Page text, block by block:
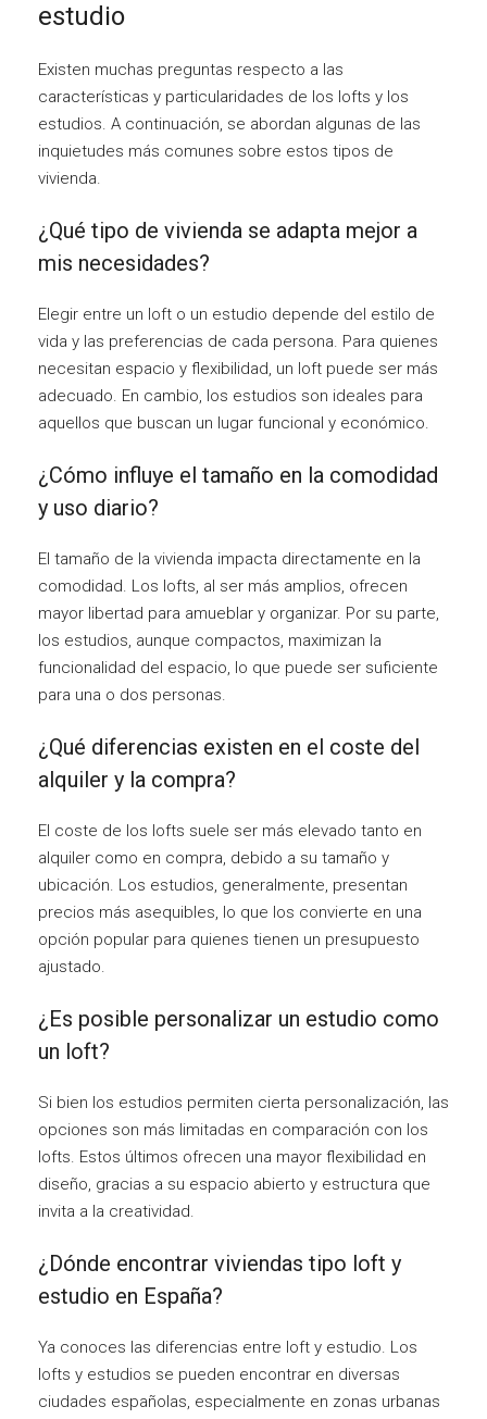
estudio
Existen muchas preguntas respecto a las
características y particularidades de los lofts y los
estudios. A continuación, se abordan algunas de las
inquietudes más comunes sobre estos tipos de
vivienda.
¿Qué tipo de vivienda se adapta mejor a
mis necesidades?
Elegir entre un loft o un estudio depende del estilo de
vida y las preferencias de cada persona. Para quienes
necesitan espacio y flexibilidad, un loft puede ser más
adecuado. En cambio, los estudios son ideales para
aquellos que buscan un lugar funcional y económico.
¿Cómo influye el tamaño en la comodidad
y uso diario?
El tamaño de la vivienda impacta directamente en la
comodidad. Los lofts, al ser más amplios, ofrecen
mayor libertad para amueblar y organizar. Por su parte,
los estudios, aunque compactos, maximizan la
funcionalidad del espacio, lo que puede ser suficiente
para una o dos personas.
¿Qué diferencias existen en el coste del
alquiler y la compra?
El coste de los lofts suele ser más elevado tanto en
alquiler como en compra, debido a su tamaño y
ubicación. Los estudios, generalmente, presentan
precios más asequibles, lo que los convierte en una
opción popular para quienes tienen un presupuesto
ajustado.
¿Es posible personalizar un estudio como
un loft?
Si bien los estudios permiten cierta personalización, las
opciones son más limitadas en comparación con los
lofts. Estos últimos ofrecen una mayor flexibilidad en
diseño, gracias a su espacio abierto y estructura que
invita a la creatividad.
¿Dónde encontrar viviendas tipo loft y
estudio en España?
Ya conoces las diferencias entre loft y estudio. Los
lofts y estudios se pueden encontrar en diversas
ciudades españolas, especialmente en zonas urbanas